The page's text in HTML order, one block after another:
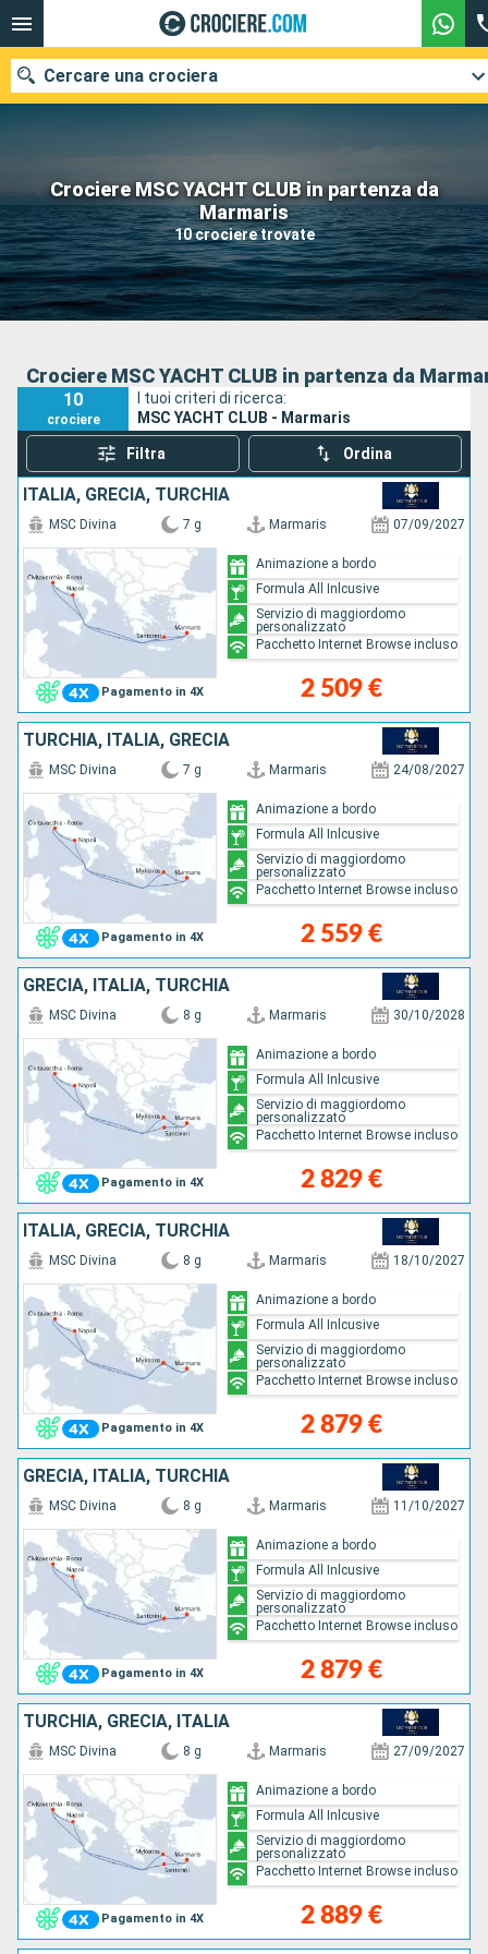
Crociere MSC YACHT CLUB in partenza da
Marmaris
10 crociere trovate
Cercare una crociera
Le nostre destinazioni
Mesi di partenza
Porti Compagnie
Crociere MSC YACHT CLUB in partenza da
10
crociere
I tuoi criteri di ricerca:
MSC YACHT CLUB - Marmaris
Filtra Ordina
ITALIA, GRECIA, TURCHIA
Pagamento in 4X
MSC Divina 7 g Marmaris 07/09/2027
2 509 €
Animazione a bordo
Formula All Inlcusive
Servizio di maggiordomo
personalizzato
Pacchetto Internet Browse incluso
TURCHIA, ITALIA, GRECIA
Pagamento in 4X
MSC Divina 7 g Marmaris 24/08/2027
2 559 €
Animazione a bordo
Formula All Inlcusive
Servizio di maggiordomo
personalizzato
Pacchetto Internet Browse incluso
GRECIA, ITALIA, TURCHIA
Pagamento in 4X
MSC Divina 8 g Marmaris 30/10/2028
2 829 €
Animazione a bordo
Formula All Inlcusive
Servizio di maggiordomo
personalizzato
Pacchetto Internet Browse incluso
ITALIA, GRECIA, TURCHIA
Pagamento in 4X
MSC Divina 8 g Marmaris 18/10/2027
2 879 €
Animazione a bordo
Formula All Inlcusive
Servizio di maggiordomo
personalizzato
Pacchetto Internet Browse incluso
GRECIA, ITALIA, TURCHIA
Pagamento in 4X
MSC Divina 8 g Marmaris 11/10/2027
2 879 €
Animazione a bordo
Formula All Inlcusive
Servizio di maggiordomo
personalizzato
Pacchetto Internet Browse incluso
TURCHIA, GRECIA, ITALIA
Pagamento in 4X
MSC Divina 8 g Marmaris 27/09/2027
2 889 €
Animazione a bordo
Formula All Inlcusive
Servizio di maggiordomo
personalizzato
Pacchetto Internet Browse incluso